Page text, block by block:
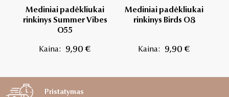
Mediniai padėkliukai
rinkinys Summer Vibes
O55
Kaina: 9,90 €
Mediniai padėkliukai
rinkinys Birds O8
Kaina: 9,90 €
Pristatymas